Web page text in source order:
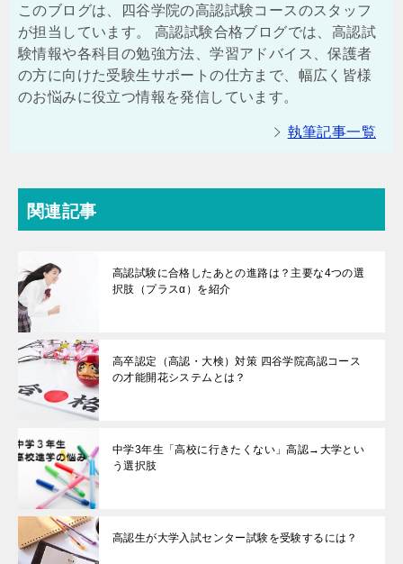
このブログは、四谷学院の高認試験コースのスタッフ
が担当しています。 高認試験合格ブログでは、高認試
験情報や各科目の勉強方法、学習アドバイス、保護者
の方に向けた受験生サポートの仕方まで、幅広く皆様
のお悩みに役立つ情報を発信しています。
執筆記事一覧
関連記事
高認試験に合格したあとの進路は？主要な4つの選
択肢（プラスα）を紹介
高卒認定（高認・大検）対策 四谷学院高認コース
の才能開花システムとは？
中学3年生「高校に行きたくない」高認→大学とい
う選択肢
高認生が大学入試センター試験を受験するには？